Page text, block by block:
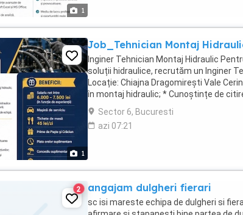
1
1
Job_Tehnician Montaj
Inginer Tehnician Montaj Hidraulic
soluții hidraulice, recrutăm un Inginer
Locație: Chiajna Dragomirești Vale
în montaj hidraulic; * Cunoștințe de
hidraulice; * ...
Sector 6, Bucuresti
azi 07:21
2 angajam dulgheri fierari
sc isi mareste echipa de dulgheri si